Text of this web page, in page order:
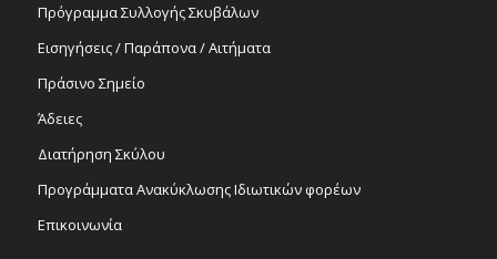
Πρόγραμμα Συλλογής Σκυβάλων
Εισηγήσεις / Παράπονα / Αιτήματα
Πράσινο Σημείο
Άδειες
Διατήρηση Σκύλου
Προγράμματα Ανακύκλωσης Ιδιωτικών φορέων
Επικοινωνία